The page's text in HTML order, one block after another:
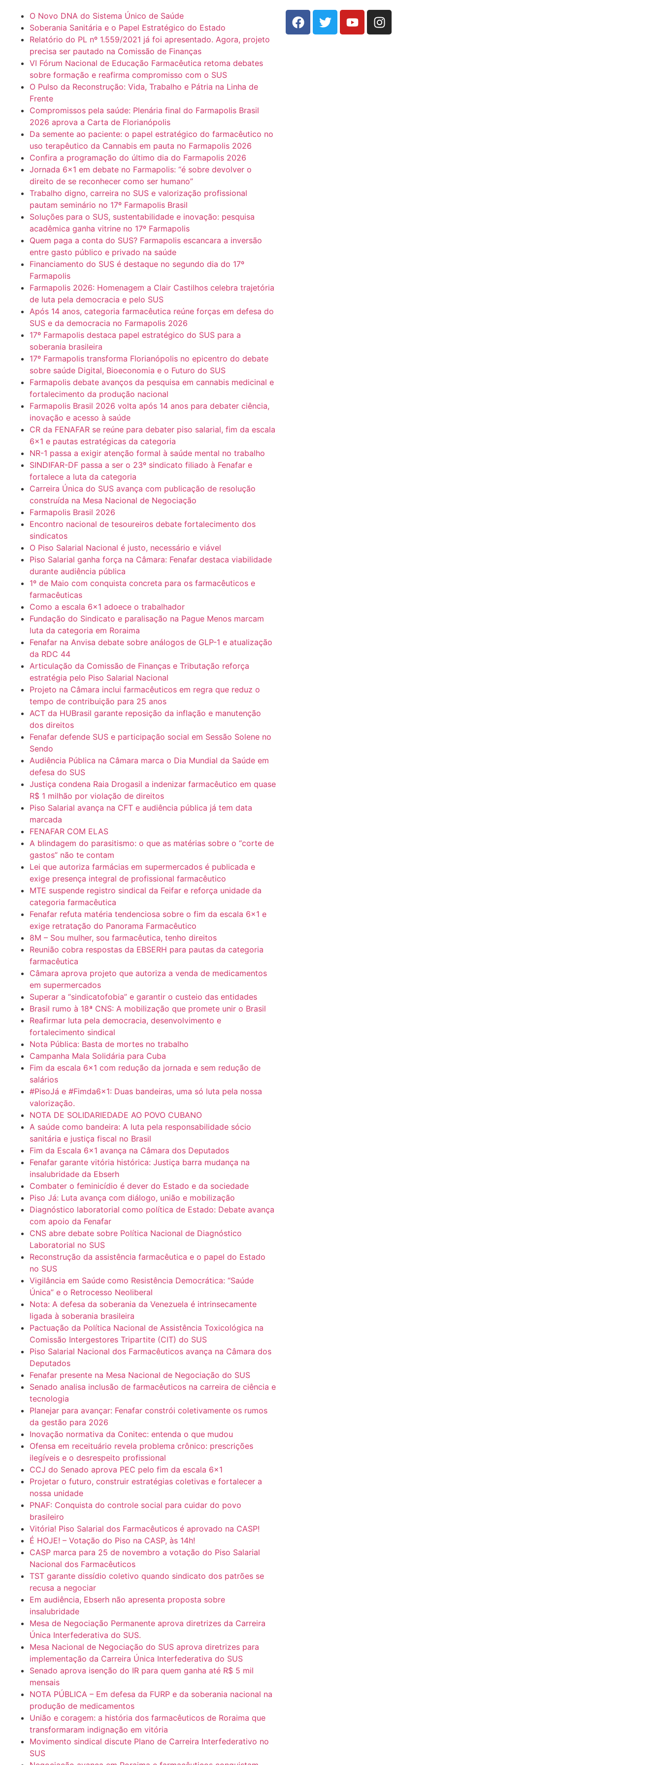
O Novo DNA do Sistema Único de Saúde
Soberania Sanitária e o Papel Estratégico do Estado
Relatório do PL nº 1.559/2021 já foi apresentado. Agora, projeto
precisa ser pautado na Comissão de Finanças
VI Fórum Nacional de Educação Farmacêutica retoma debates
sobre formação e reafirma compromisso com o SUS
O Pulso da Reconstrução: Vida, Trabalho e Pátria na Linha de
Frente
Compromissos pela saúde: Plenária final do Farmapolis Brasil
2026 aprova a Carta de Florianópolis
Da semente ao paciente: o papel estratégico do farmacêutico no
uso terapêutico da Cannabis em pauta no Farmapolis 2026
Confira a programação do último dia do Farmapolis 2026
Jornada 6×1 em debate no Farmapolis: “é sobre devolver o
direito de se reconhecer como ser humano”
Trabalho digno, carreira no SUS e valorização profissional
pautam seminário no 17º Farmapolis Brasil
Soluções para o SUS, sustentabilidade e inovação: pesquisa
acadêmica ganha vitrine no 17º Farmapolis
Quem paga a conta do SUS? Farmapolis escancara a inversão
entre gasto público e privado na saúde
Financiamento do SUS é destaque no segundo dia do 17º
Farmapolis
Farmapolis 2026: Homenagem a Clair Castilhos celebra trajetória
de luta pela democracia e pelo SUS
Após 14 anos, categoria farmacêutica reúne forças em defesa do
SUS e da democracia no Farmapolis 2026
17º Farmapolis destaca papel estratégico do SUS para a
soberania brasileira
17º Farmapolis transforma Florianópolis no epicentro do debate
sobre saúde Digital, Bioeconomia e o Futuro do SUS
Farmapolis debate avanços da pesquisa em cannabis medicinal e
fortalecimento da produção nacional
Farmapolis Brasil 2026 volta após 14 anos para debater ciência,
inovação e acesso à saúde
CR da FENAFAR se reúne para debater piso salarial, fim da escala
6×1 e pautas estratégicas da categoria
NR-1 passa a exigir atenção formal à saúde mental no trabalho
SINDIFAR-DF passa a ser o 23º sindicato filiado à Fenafar e
fortalece a luta da categoria
Carreira Única do SUS avança com publicação de resolução
construída na Mesa Nacional de Negociação
Farmapolis Brasil 2026
Encontro nacional de tesoureiros debate fortalecimento dos
sindicatos
O Piso Salarial Nacional é justo, necessário e viável
Piso Salarial ganha força na Câmara: Fenafar destaca viabilidade
durante audiência pública
1º de Maio com conquista concreta para os farmacêuticos e
farmacêuticas
Como a escala 6×1 adoece o trabalhador
Fundação do Sindicato e paralisação na Pague Menos marcam
luta da categoria em Roraima
Fenafar na Anvisa debate sobre análogos de GLP-1 e atualização
da RDC 44
Articulação da Comissão de Finanças e Tributação reforça
estratégia pelo Piso Salarial Nacional
Projeto na Câmara inclui farmacêuticos em regra que reduz o
tempo de contribuição para 25 anos
ACT da HUBrasil garante reposição da inflação e manutenção
dos direitos
Fenafar defende SUS e participação social em Sessão Solene no
Sendo
Audiência Pública na Câmara marca o Dia Mundial da Saúde em
defesa do SUS
Justiça condena Raia Drogasil a indenizar farmacêutico em quase
R$ 1 milhão por violação de direitos
Piso Salarial avança na CFT e audiência pública já tem data
marcada
FENAFAR COM ELAS
​A blindagem do parasitismo: o que as matérias sobre o “corte de
gastos” não te contam
Lei que autoriza farmácias em supermercados é publicada e
exige presença integral de profissional farmacêutico
MTE suspende registro sindical da Feifar e reforça unidade da
categoria farmacêutica
Fenafar refuta matéria tendenciosa sobre o fim da escala 6×1 e
exige retratação do Panorama Farmacêutico
8M – Sou mulher, sou farmacêutica, tenho direitos
Reunião cobra respostas da EBSERH para pautas da categoria
farmacêutica
Câmara aprova projeto que autoriza a venda de medicamentos
em supermercados
Superar a “sindicatofobia” e garantir o custeio das entidades
Brasil rumo à 18ª CNS: A mobilização que promete unir o Brasil
Reafirmar luta pela democracia, desenvolvimento e
fortalecimento sindical
Nota Pública: Basta de mortes no trabalho
Campanha Mala Solidária para Cuba
Fim da escala 6×1 com redução da jornada e sem redução de
salários
#PisoJá e #Fimda6x1: Duas bandeiras, uma só luta pela nossa
valorização.
NOTA DE SOLIDARIEDADE AO POVO CUBANO
A saúde como bandeira: A luta pela responsabilidade sócio
sanitária e justiça fiscal no Brasil
Fim da Escala 6×1 avança na Câmara dos Deputados
Fenafar garante vitória histórica: Justiça barra mudança na
insalubridade da Ebserh
Combater o feminicídio é dever do Estado e da sociedade
Piso Já: Luta avança com diálogo, união e mobilização
Diagnóstico laboratorial como política de Estado: Debate avança
com apoio da Fenafar
CNS abre debate sobre Política Nacional de Diagnóstico
Laboratorial no SUS
Reconstrução da assistência farmacêutica e o papel do Estado
no SUS
Vigilância em Saúde como Resistência Democrática: “Saúde
Única” e o Retrocesso Neoliberal
Nota: A defesa da soberania da Venezuela é intrinsecamente
ligada à soberania brasileira
Pactuação da Política Nacional de Assistência Toxicológica na
Comissão Intergestores Tripartite (CIT) do SUS
Piso Salarial Nacional dos Farmacêuticos avança na Câmara dos
Deputados
Fenafar presente na Mesa Nacional de Negociação do SUS
Senado analisa inclusão de farmacêuticos na carreira de ciência e
tecnologia
Planejar para avançar: Fenafar constrói coletivamente os rumos
da gestão para 2026
Inovação normativa da Conitec: entenda o que mudou
Ofensa em receituário revela problema crônico: prescrições
ilegíveis e o desrespeito profissional
CCJ do Senado aprova PEC pelo fim da escala 6×1
Projetar o futuro, construir estratégias coletivas e fortalecer a
nossa unidade
PNAF: Conquista do controle social para cuidar do povo
brasileiro
Vitória! Piso Salarial dos Farmacêuticos é aprovado na CASP!
É HOJE! – Votação do Piso na CASP, às 14h!
CASP marca para 25 de novembro a votação do Piso Salarial
Nacional dos Farmacêuticos
TST garante dissídio coletivo quando sindicato dos patrões se
recusa a negociar
Em audiência, Ebserh não apresenta proposta sobre
insalubridade
Mesa de Negociação Permanente aprova diretrizes da Carreira
Única Interfederativa do SUS.
Mesa Nacional de Negociação do SUS aprova diretrizes para
implementação da Carreira Única Interfederativa do SUS
Senado aprova isenção do IR para quem ganha até R$ 5 mil
mensais
NOTA PÚBLICA – Em defesa da FURP e da soberania nacional na
produção de medicamentos
União e coragem: a história dos farmacêuticos de Roraima que
transformaram indignação em vitória
Movimento sindical discute Plano de Carreira Interfederativo no
SUS